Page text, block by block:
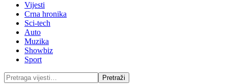
Vijesti
Crna hronika
Sci-tech
Auto
Muzika
Showbiz
Sport